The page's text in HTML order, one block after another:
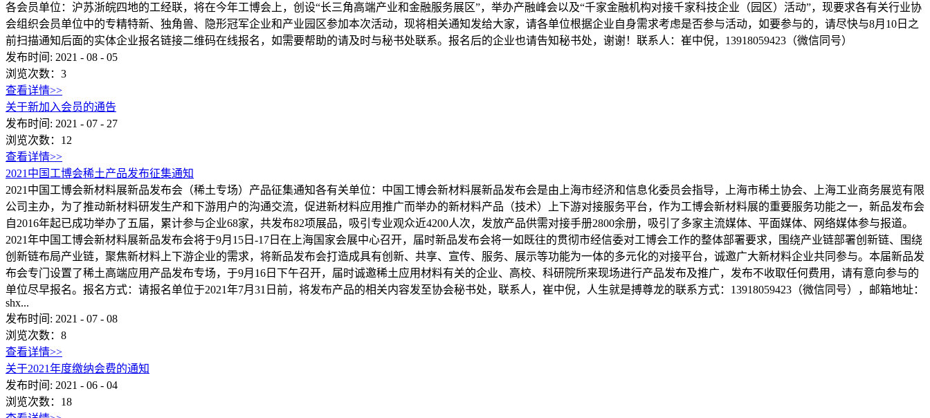
各会员单位：沪苏浙皖四地的工经联，将在今年工博会上，创设“长三角高端产业和金融服务展区”，举办产融峰会以及“千家金融机构对接千家科技企业（园区）活动”，现要求各有关行业协
会组织会员单位中的专精特新、独角兽、隐形冠军企业和产业园区参加本次活动，现将相关通知发给大家，请各单位根据企业自身需求考虑是否参与活动，如要参与的，请尽快与8月10日之
前扫描通知后面的实体企业报名链接二维码在线报名，如需要帮助的请及时与秘书处联系。报名后的企业也请告知秘书处，谢谢！联系人：崔中倪，13918059423（微信同号）
发布时间: 2021 - 08 - 05
浏览次数： 3
查看详情>>
关于新加入会员的通告
发布时间: 2021 - 07 - 27
浏览次数： 12
查看详情>>
2021中国工博会稀土产品发布征集通知
2021中国工博会新材料展新品发布会（稀土专场）产品征集通知各有关单位：中国工博会新材料展新品发布会是由上海市经济和信息化委员会指导，上海市稀土协会、上海工业商务展览有限
公司主办，为了推动新材料研发生产和下游用户的沟通交流，促进新材料应用推广而举办的新材料产品（技术）上下游对接服务平台，作为工博会新材料展的重要服务功能之一，新品发布会
自2016年起已成功举办了五届，累计参与企业68家，共发布82项展品，吸引专业观众近4200人次，发放产品供需对接手册2800余册，吸引了多家主流媒体、平面媒体、网络媒体参与报道。
2021年中国工博会新材料展新品发布会将于9月15日-17日在上海国家会展中心召开，届时新品发布会将一如既往的贯彻市经信委对工博会工作的整体部署要求，围绕产业链部署创新链、围绕
创新链布局产业链，聚焦新材料上下游企业的需求，将新品发布会打造成具有创新、共享、宣传、服务、展示等功能为一体的多元化的对接平台，诚邀广大新材料企业共同参与。本届新品发
布会专门设置了稀土高端应用产品发布专场，于9月16日下午召开，届时诚邀稀土应用材料有关的企业、高校、科研院所来现场进行产品发布及推广，发布不收取任何费用，请有意向参与的
单位尽早报名。报名方式：请报名单位于2021年7月31日前，将发布产品的相关内容发至协会秘书处，联系人，崔中倪，人生就是搏尊龙的联系方式：13918059423（微信同号），邮箱地址：
shx...
发布时间: 2021 - 07 - 08
浏览次数： 8
查看详情>>
关于2021年度缴纳会费的通知
发布时间: 2021 - 06 - 04
浏览次数： 18